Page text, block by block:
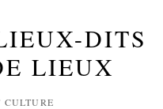
DITS
LIEUX
CULTURE